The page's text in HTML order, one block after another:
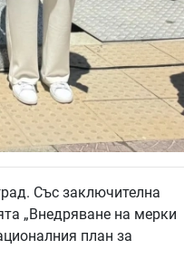
Със заключителна
„Внедряване на мерки
план за